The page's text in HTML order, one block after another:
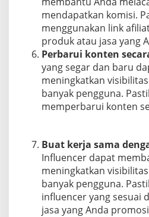
mendapatkan komisi.
menggunakan link
produk atau jasa yang
Perbarui konten
yang segar dan baru
meningkatkan
banyak pengguna.
memperbarui konten
Buat kerja sama
Influencer dapat
meningkatkan
banyak pengguna.
influencer yang sesuai
jasa yang Anda